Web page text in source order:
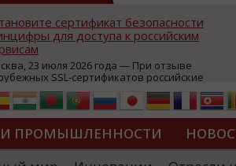
сертификат безопасности
для доступа к российским
23 июля 2026 года — При отзыве
SSL-сертификатов российские
могут некорректно открываться в
браузерах (Google Chrome,
Edge и др.), а соединение с сервисами
ресурсы уже сообщили о
недоступности и ошибках при
из-за отзывов сертификатов
ПРОМЫШЛЕННОСТИ